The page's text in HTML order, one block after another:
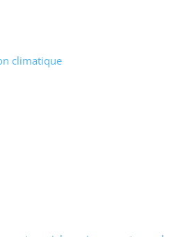
climatique